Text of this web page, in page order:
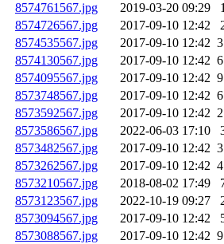
8574761567.jpg
2019-03-20 09:29
8574726567.jpg
2017-09-10 12:42
8574535567.jpg
2017-09-10 12:42
8574130567.jpg
2017-09-10 12:42
8574095567.jpg
2017-09-10 12:42
8573748567.jpg
2017-09-10 12:42
8573592567.jpg
2017-09-10 12:42
8573586567.jpg
2022-06-03 17:10
8573482567.jpg
2017-09-10 12:42
8573262567.jpg
2017-09-10 12:42
8573210567.jpg
2018-08-02 17:49
8573123567.jpg
2022-10-19 09:27
8573094567.jpg
2017-09-10 12:42
8573088567.jpg
2017-09-10 12:42